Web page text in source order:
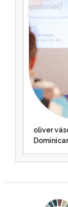
oliver